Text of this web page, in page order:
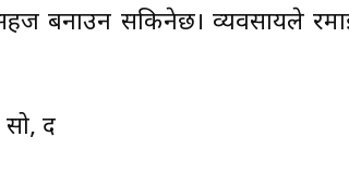
बनाउन सकिनेछ। व्यवसायले
द